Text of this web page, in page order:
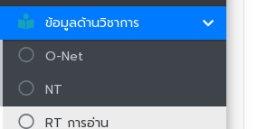
ข้อมูลด้านวิชาการ
O-Net
NT
RT การอ่าน